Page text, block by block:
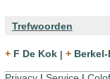
Trefwoorden
+ F De Kok | +